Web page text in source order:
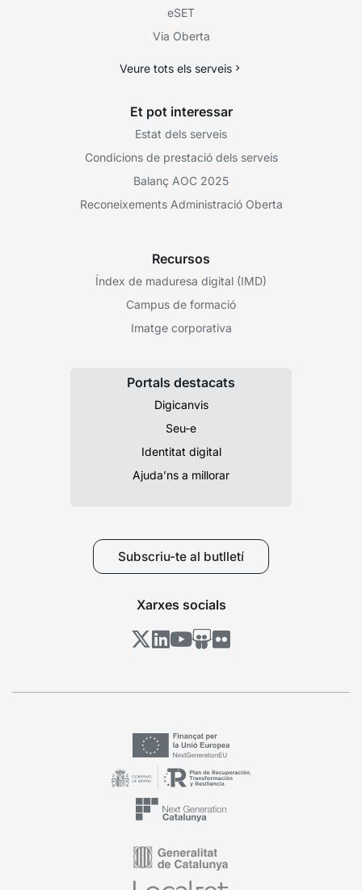
eSET
Via Oberta
Veure tots els serveis
Et pot interessar
Estat dels serveis
Condicions de prestació dels serveis
Balanç AOC 2025
Reconeixements Administració Oberta
Recursos
Índex de maduresa digital (IMD)
Campus de formació
Imatge corporativa
Portals destacats
Digicanvis
Seu-e
Identitat digital
Ajuda’ns a millorar
Subscriu-te al butlletí
Xarxes socials